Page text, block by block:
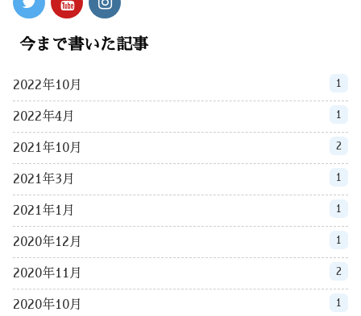
今まで書いた記事
2022年10月 1
2022年4月 1
2021年10月 2
2021年3月 1
2021年1月 1
2020年12月 1
2020年11月 2
2020年10月 1